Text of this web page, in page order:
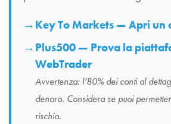
Key To Markets — Apri un
Plus500 — Prova la
WebTrader
Avvertenza: l’80% dei conti al
denaro. Considera se puoi
rischio.